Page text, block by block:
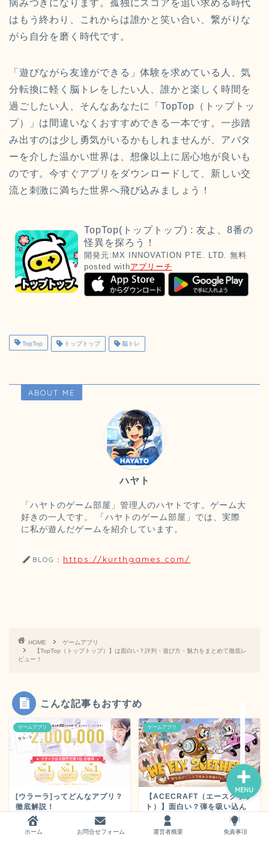
病みつきになります。孤独にスコアを追い求める時代
はもう終わり、これからは誰かと笑い合い、繋がりな
がら自分を磨く時代です。
「遊びながら友達ができる」体験を求めている人、気
分転換に軽く脳トレをしたい人、誰かと楽しく時間を
過ごしたい人、そんなあなたに「TopTop（トップトッ
プ）」は間違いなくおすすめできる一本です。一歩踏
み出すのは少し勇気がいるかもしれませんが、アバタ
ーを介した温かい世界は、想像以上に居心地が良いも
のです。今すぐアプリをダウンロードして、新しい交
流と刺激に満ちた世界へ飛び込みましょう！
TopTop(トップトップ) : 友よ、8番の
怪異を探ろう！
開発元: MX INNOVATION PTE. LTD.
無料
posted withアプリーチ
TopTop トップトップ 脳トレ
ABOUT ME
ハヤト
「ハヤトのゲーム部屋」管理人のハヤトです。ゲーム大
好きの一人です。 「ハヤトのゲーム部屋」では、実際
に私が遊んだゲームを紹介しています。
BLOG： https://kurthgames.com/
HOME
ゲームアプリ
【TopTop（トップトップ）】は面白い？評判・遊び方・魅力をまとめて徹底レ
ビュー！
こんな記事もおすすめ
ゲームアプリ
[ウラーラ]ってどんなアプリ？
徹底解説！
ゲームアプリ
【ACECRAFT（エースクラフ
ト）】面白い？弾を吸い込ん
で反撃する「弾吸収」がクセ
になる新感覚シューティン
グ！
ホーム お問合せフォーム 運営者概要 免責事項
MENU
ホーム
運営者概要